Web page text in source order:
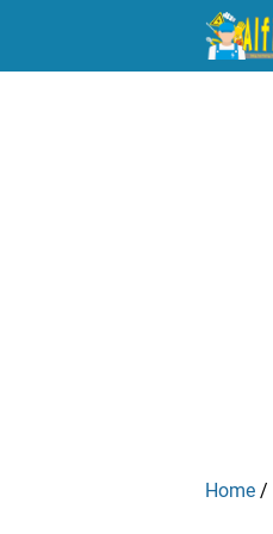
Home /